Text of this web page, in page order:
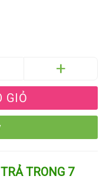
GIỎ
TRONG 7